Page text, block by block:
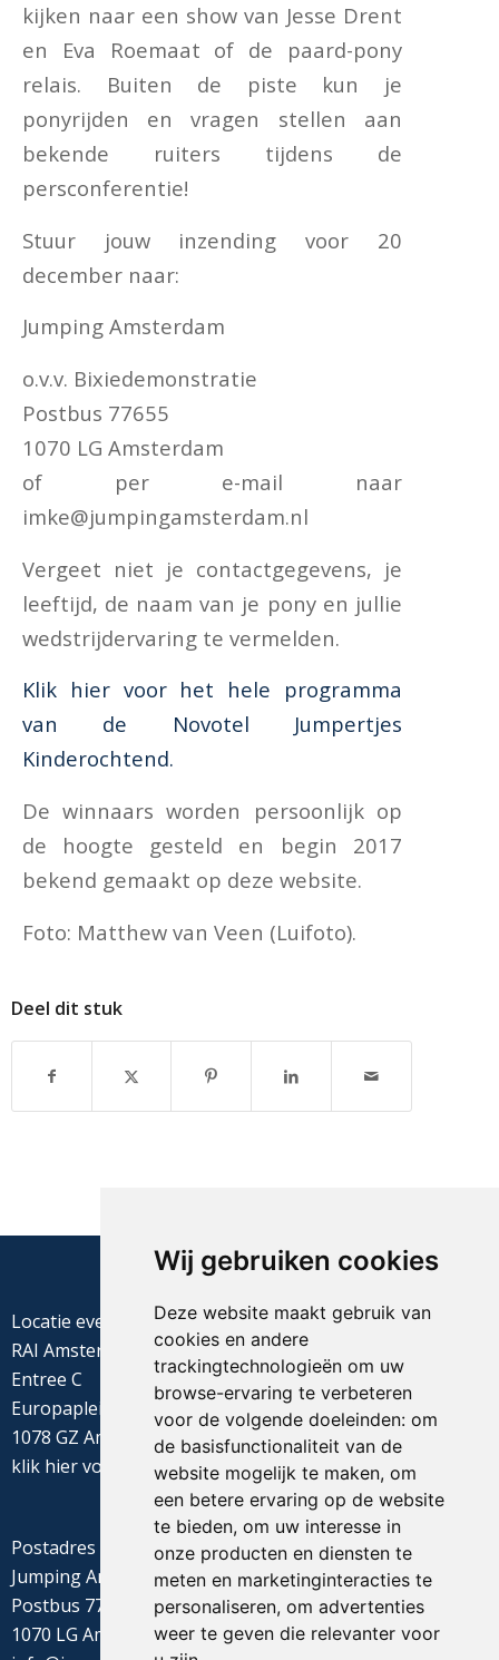
Wij gebruiken cookies
Deze website maakt gebruik van
cookies en andere
trackingtechnologieën om uw
browse-ervaring te verbeteren
voor de volgende doeleinden: om
de basisfunctionaliteit van de
website mogelijk te maken, om
een betere ervaring op de website
te bieden, om uw interesse in
onze producten en diensten te
meten en marketinginteracties te
personaliseren, om advertenties
weer te geven die relevanter voor
kijken naar een show van Jesse Drent
en Eva Roemaat of de paard-pony
relais. Buiten de piste kun je
ponyrijden en vragen stellen aan
bekende ruiters tijdens de
persconferentie!
Stuur jouw inzending voor 20
december naar:
Jumping Amsterdam
o.v.v. Bixiedemonstratie
Postbus 77655
1070 LG Amsterdam
of per e-mail naar
imke@jumpingamsterdam.nl
Vergeet niet je contactgegevens, je
leeftijd, de naam van je pony en jullie
wedstrijdervaring te vermelden.
Klik hier voor het hele programma
van de Novotel Jumpertjes
Kinderochtend.
De winnaars worden persoonlijk op
de hoogte gesteld en begin 2017
bekend gemaakt op deze website.
Foto: Matthew van Veen (Luifoto).
Deel dit stuk
Locatie evenement
RAI Amsterdam
Entree C
Europaplein 22
1078 GZ Amsterdam
klik hiervoor de routebeschrijving
Postadres
Jumping Amsterdam
Postbus 77655
1070 LG Amsterdam